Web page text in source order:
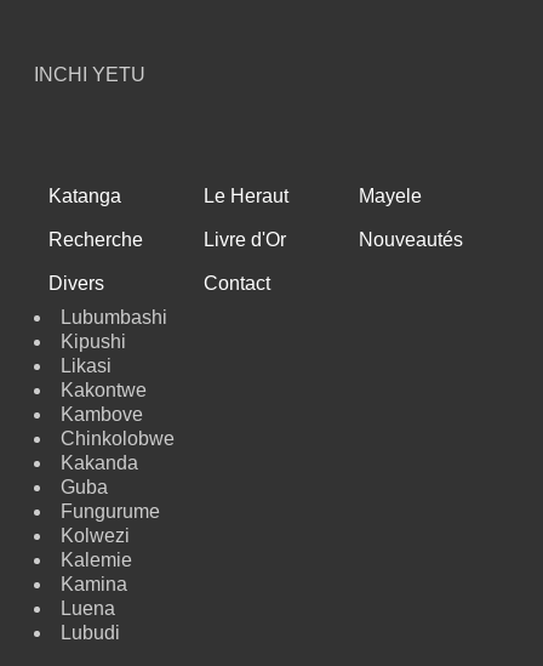
INCHI YETU
Katanga Le Heraut Mayele
Recherche Livre d'Or Nouveautés
Divers
Contact
Lubumbashi
Kipushi
Likasi
Kakontwe
Kambove
Chinkolobwe
Kakanda
Guba
Fungurume
Kolwezi
Kalemie
Kamina
Luena
Lubudi